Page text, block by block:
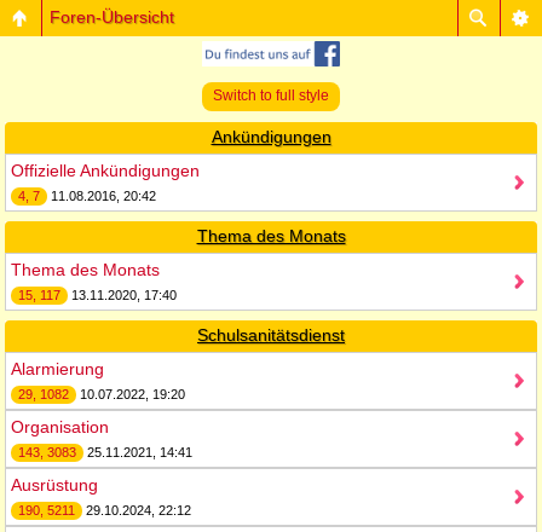
Foren-Übersicht
Switch to full style
Ankündigungen
Offizielle Ankündigungen
4, 7 11.08.2016, 20:42
Thema des Monats
Thema des Monats
15, 117 13.11.2020, 17:40
Schulsanitätsdienst
Alarmierung
29, 1082 10.07.2022, 19:20
Organisation
143, 3083 25.11.2021, 14:41
Ausrüstung
190, 5211 29.10.2024, 22:12